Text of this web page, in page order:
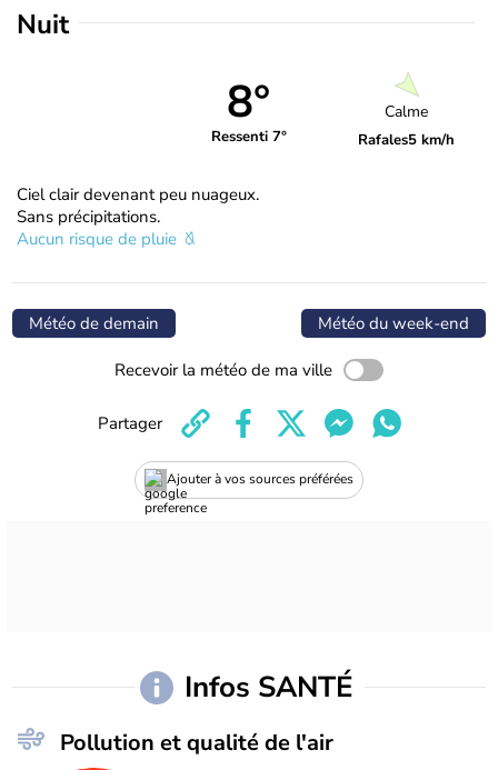
Nuit
8°
Ressenti 7°
Calme
Rafales5 km/h
Ciel clair devenant peu nuageux.
Sans précipitations.
Aucun risque de pluie
Météo de demain Météo du week-end
Recevoir la météo de ma ville
Ajouter à vos sources préférées
Partager
Infos SANTÉ
Pollution et qualité de l'air